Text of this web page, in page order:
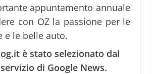
appuntamento annuale
con OZ la passione per le
e le belle auto.
è stato selezionato dal
di Google News.